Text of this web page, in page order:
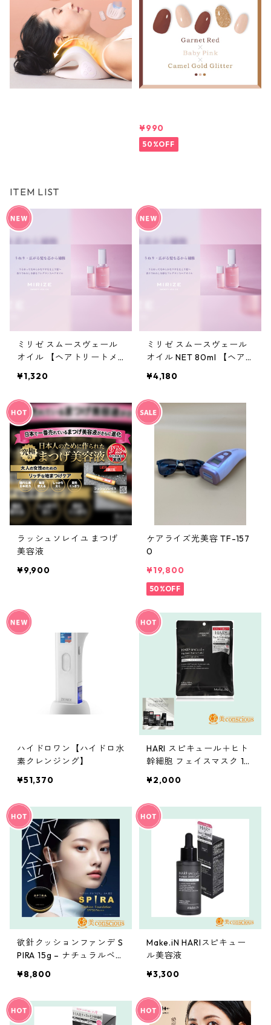
¥990
50%OFF
ITEM LIST
ミリゼ スムースヴェール
オイル 【ヘアトリートメ
¥1,320
ミリゼ スムースヴェール
オイル NET 80ml 【ヘア
¥4,180
ラッシュソレイユ まつげ
美容液
¥9,900
ケアライズ光美容 TF-157
0
¥19,800
50%OFF
ハイドロワン【ハイドロ水
素クレンジング】
¥51,370
HARI スピキュール＋ヒト
幹細胞 フェイスマスク 10
¥2,000
欲針クッションファンデ S
PIRA 15g – ナチュラルベー
¥8,800
Make.iN HARIスピキュー
ル美容液
¥3,300